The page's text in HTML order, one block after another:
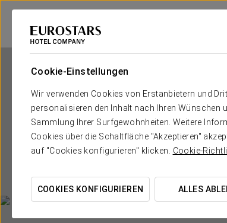
Cookie-Einstellungen
Wir verwenden Cookies von Erstanbietern und
personalisieren den Inhalt nach Ihren Wünschen
Sammlung Ihrer Surfgewohnheiten. Weitere
Cookies über die Schaltfläche "Akzeptieren"
auf "Cookies konfigurieren" klicken. Cookie-
COOKIES KONFIGURIEREN ALLES